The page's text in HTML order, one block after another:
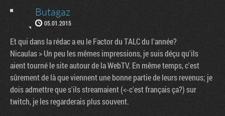
Butagaz
05.01.2015
Et qui dans la rédac a eu le Factor du TALC du l'année?
Nicaulas > Un peu les mêmes impressions, je suis déçu qu'ils
aient tourné le site autour de la WebTV. En même temps, c'est
sûrement de là que viennent une bonne partie de leurs revenus; je
dois admettre que s'ils streamaient (<-c'est français ça?) sur
twitch, je les regarderais plus souvent.